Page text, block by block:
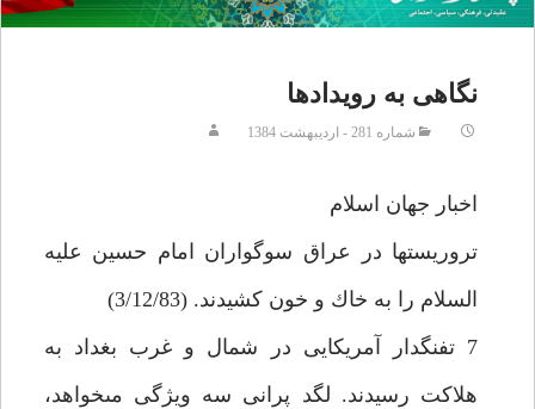
نگاهى به رويدادها
شماره 281 - ارديبهشت 1384
اخبار جهان اسلام‏
تروريست‏ها در عراق سوگواران امام حسين عليه
السلام را به خاك و خون كشيدند. (3/12/83)
7 تفنگدار آمريكايى در شمال و غرب بغداد به
هلاكت رسيدند. لگد پرانى سه ويژگى مى‏خواهد،